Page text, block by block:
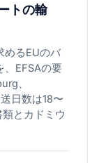
トの輸
めるEUのバ
、EFSAの要
、
日数は18〜
とカドミウ